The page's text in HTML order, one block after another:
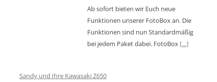
Ab sofort bieten wir Euch neue
Funktionen unserer FotoBox an. Die
Funktionen sind nun Standardmäßig
bei jedem Paket dabei. FotoBox […]
Sandy und Ihre Kawasaki Z650